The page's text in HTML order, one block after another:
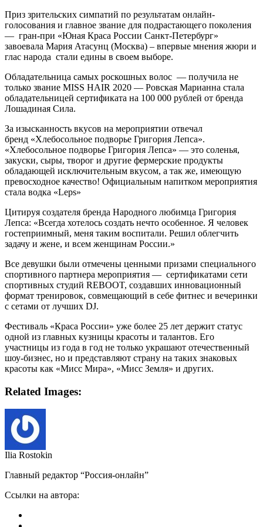
Приз зрительских симпатий по результатам онлайн-
голосования и главное звание для подрастающего поколения
— гран-при «Юная Краса России Санкт-Петербург»
завоевала Мария Атасунц (Москва) – впервые мнения жюри и
глас народа стали едины в своем выборе.
Обладательница самых роскошных волос — получила не
только звание MISS HAIR 2020 — Ровская Марианна​ стала
обладательницей сертификата на 100 000 рублей от бренда
Лошадиная Сила.
За изысканность вкусов на мероприятии отвечал
бренд «Хлебосольное подворье Григория Лепса».
«Хлебосольное подворье Григория Лепса» — это соленья,
закуски, сыры, творог и другие фермерские продукты
обладающей исключительным вкусом, а так же, имеющую
превосходное качество! Официальным напитком мероприятия
стала водка «Leps»
Цитируя создателя бренда Народного любимца Григория
Лепса: «Всегда хотелось создать нечто особенное. Я человек
гостеприимный, меня таким воспитали. Решил облегчить
задачу и жене, и всем женщинам России.»
Все девушки были отмечены ценными призами специального
спортивного партнера мероприятия — сертификатами сети
спортивных студий REBOOT, создавших инновационный
формат тренировок, совмещающий в себе фитнес и вечеринки
с сетами от лучших DJ.
Фестиваль «Краса России» уже более 25 лет держит статус
одной из главных кузницы красоты и талантов. Его
участницы из года в год не только украшают отечественный
шоу-бизнес, но и представляют страну на таких знаковых
красоты как «Мисс Мира», «Мисс Земля» и других.
Related Images:
Ilia Rostokin
Главный редактор “Россия-онлайн”
Ссылки на автора: